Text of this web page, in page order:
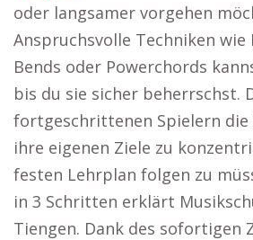
oder langsamer vorgehen
Anspruchsvolle Techniken wie
Bends oder Powerchords
bis du sie sicher beherrschst.
fortgeschrittenen Spielern die
ihre eigenen Ziele zu
festen Lehrplan folgen zu
in 3 Schritten erklärt
Tiengen. Dank des sofortigen